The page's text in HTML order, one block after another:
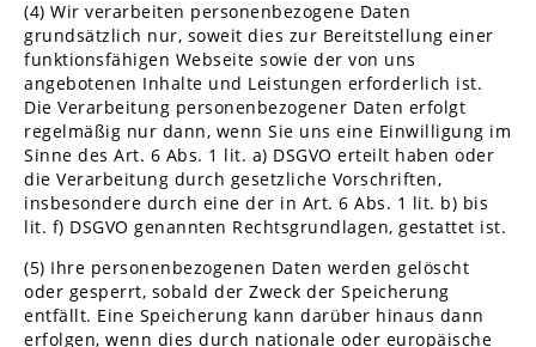
(4) Wir verarbeiten personenbezogene Daten
grundsätzlich nur, soweit dies zur Bereitstellung einer
funktionsfähigen Webseite sowie der von uns
angebotenen Inhalte und Leistungen erforderlich ist.
Die Verarbeitung personenbezogener Daten erfolgt
regelmäßig nur dann, wenn Sie uns eine Einwilligung im
Sinne des Art. 6 Abs. 1 lit. a) DSGVO erteilt haben oder
die Verarbeitung durch gesetzliche Vorschriften,
insbesondere durch eine der in Art. 6 Abs. 1 lit. b) bis
lit. f) DSGVO genannten Rechtsgrundlagen, gestattet ist.
(5) Ihre personenbezogenen Daten werden gelöscht
oder gesperrt, sobald der Zweck der Speicherung
entfällt. Eine Speicherung kann darüber hinaus dann
erfolgen, wenn dies durch nationale oder europäische